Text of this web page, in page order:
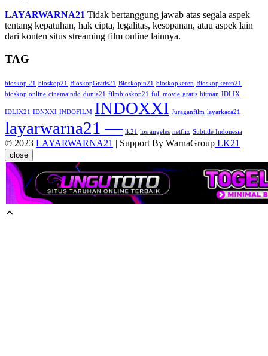
LAYARWARNA21 Tidak bertanggung jawab atas segala aspek
tentang kepatuhan, hak cipta, legalitas, kesopanan, atau aspek lain
dari konten situs streaming film online lainnya.
TAG
bioskop 21 bioskop21 BioskopGratis21 Bioskopin21 bioskopkeren Bioskopkeren21
bioskop online cinemaindo dunia21 filmbioskop21 full movie gratis hitman IDLIX
IDLIX21 IDNXXI INDOFILM INDOXXI Juraganfilm layarkaca21
layarwarna21 — lk21 los angeles netflix Subtitle Indonesia
© 2023 LAYARWARNA21 | Support By WarnaGroup LK21
close